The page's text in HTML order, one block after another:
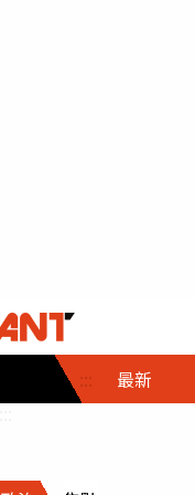
::: 最新
社會首頁
時事
調查
娛樂首頁
即時